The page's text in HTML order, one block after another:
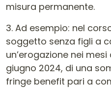
misura permanente.
3. Ad esempio: nel
soggetto senza figli a
un’erogazione nei
giugno 2024, di una
fringe benefit pari a